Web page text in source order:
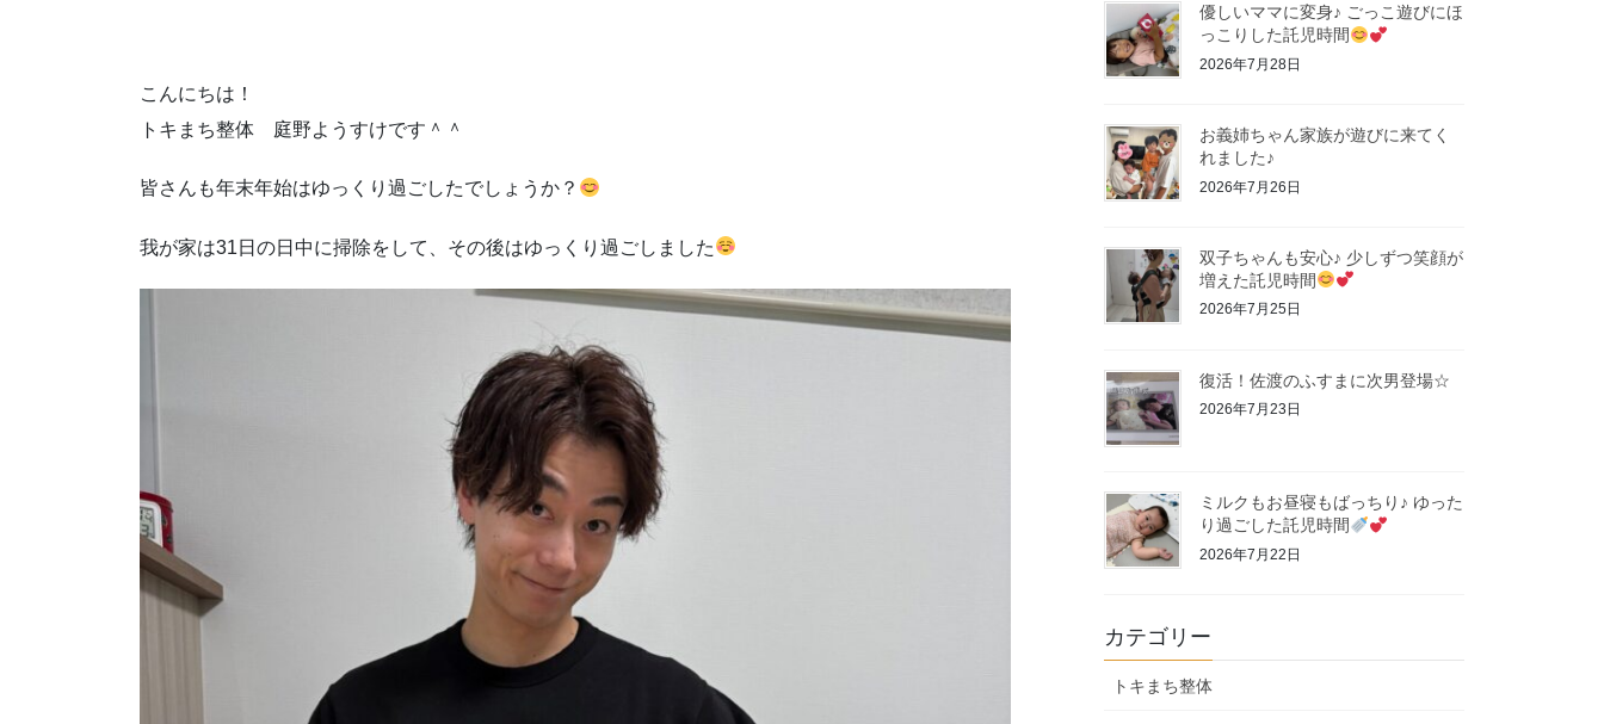
こんにちは！
トキまち整体 庭野ようすけです＾＾
皆さんも年末年始はゆっくり過ごしたでしょうか？
我が家は31日の日中に掃除をして、その後はゆっくり過ごしました
優しいママに変身♪ ごっこ遊びにほ
っこりした託児時間
2026年7月28日
お義姉ちゃん家族が遊びに来てく
れました♪
2026年7月26日
双子ちゃんも安心♪ 少しずつ笑顔が
増えた託児時間
2026年7月25日
復活！佐渡のふすまに次男登場☆
2026年7月23日
ミルクもお昼寝もばっちり♪ ゆった
り過ごした託児時間
2026年7月22日
カテゴリー
トキまち整体